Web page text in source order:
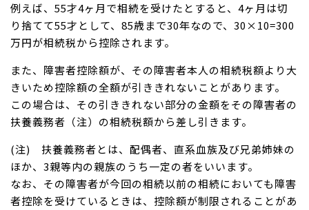
例えば、55才4ヶ月で相続を受けたとすると、4ヶ月は切
り捨てて55才として、85歳まで30年なので、30×10=300
万円が相続税から控除されます。
また、障害者控除額が、その障害者本人の相続税額より大
きいため控除額の全額が引ききれないことがあります。
この場合は、その引ききれない部分の金額をその障害者の
扶養義務者（注）の相続税額から差し引きます。
(注) 扶養義務者とは、配偶者、直系血族及び兄弟姉妹の
ほか、3親等内の親族のうち一定の者をいいます。
なお、その障害者が今回の相続以前の相続においても障害
者控除を受けているときは、控除額が制限されることがあ